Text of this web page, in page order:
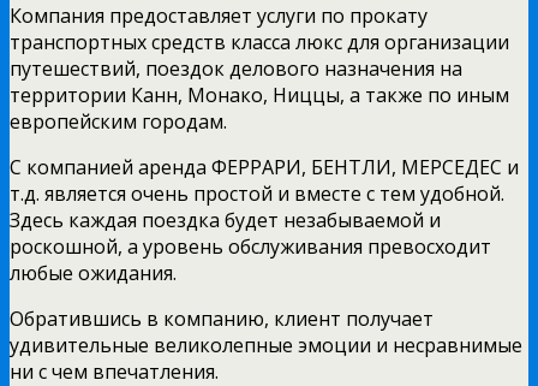
Компания предоставляет услуги по прокату
транспортных средств класса люкс для организации
путешествий, поездок делового назначения на
территории Канн, Монако, Ниццы, а также по иным
европейским городам.
С компанией аренда ФЕРРАРИ, БЕНТЛИ, МЕРСЕДЕС и
т.д. является очень простой и вместе с тем удобной.
Здесь каждая поездка будет незабываемой и
роскошной, а уровень обслуживания превосходит
любые ожидания.
Обратившись в компанию, клиент получает
удивительные великолепные эмоции и несравнимые
ни с чем впечатления.